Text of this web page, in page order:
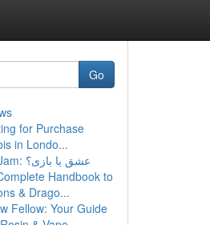
Go
for Purchase
in Londo...
Asal Jam: عشق یا بازی؟
Handbook to
& Drago...
Fellow: Your Guide